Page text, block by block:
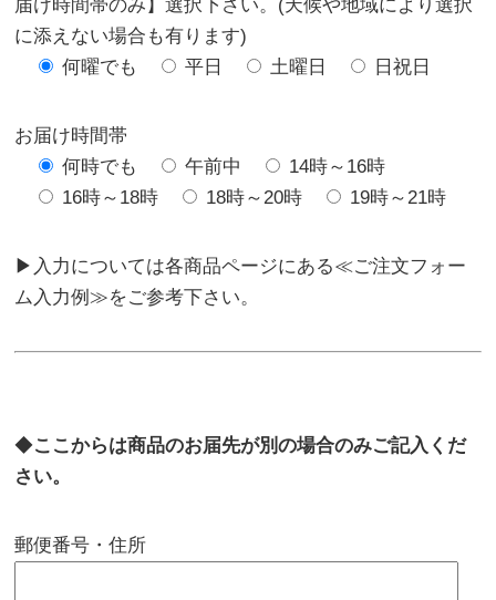
届け時間帯のみ】選択下さい。(天候や地域により選択
に添えない場合も有ります)
何曜でも
平日 土曜日 日祝日
お届け時間帯
何時でも
午前中
14時～16時
16時～18時
18時～20時 19時～21時
▶入力については各商品ページにある≪ご注文フォー
ム入力例≫をご参考下さい。
◆ここからは商品のお届先が別の場合のみご記入くだ
さい。
郵便番号・住所